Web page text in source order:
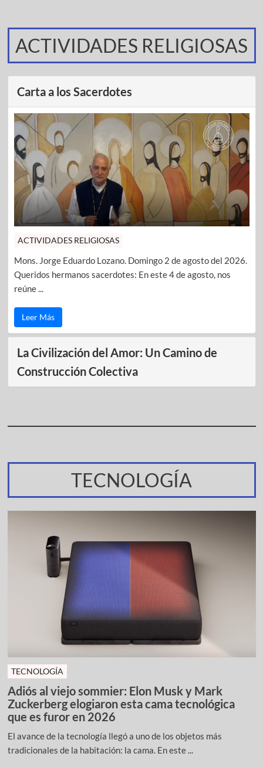
ACTIVIDADES RELIGIOSAS
Carta a los Sacerdotes
ACTIVIDADES RELIGIOSAS
Mons. Jorge Eduardo Lozano. Domingo 2 de agosto del 2026.
Queridos hermanos sacerdotes: En este 4 de agosto, nos
reúne ...
Leer Más
La Civilización del Amor: Un Camino de
Construcción Colectiva
TECNOLOGÍA
TECNOLOGÍA
Adiós al viejo sommier: Elon Musk y Mark
Zuckerberg elogiaron esta cama tecnológica
que es furor en 2026
El avance de la tecnología llegó a uno de los objetos más
tradicionales de la habitación: la cama. En este ...